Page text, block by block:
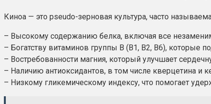
Киноа — это pseudo-зерновая культура, часто
– Высокому содержанию белка, включая все
– Богатству витаминов группы В (B1, B2, B6),
– Востребованности магния, который улучшает
– Наличию антиоксидантов, в том числе кверцетина
– Низкому гликемическому индексу, что помогает